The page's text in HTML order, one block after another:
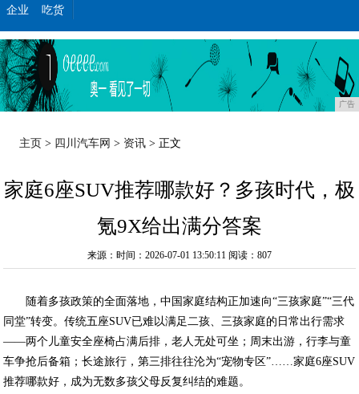
企业
吃货
广告
主页 > 四川汽车网 > 资讯 > 正文
家庭6座SUV推荐哪款好？多孩时代，极
氪9X给出满分答案
来源：时间：2026-07-01 13:50:11 阅读：807
随着多孩政策的全面落地，中国家庭结构正加速向“三孩家庭”“三代
同堂”转变。传统五座SUV已难以满足二孩、三孩家庭的日常出行需求
——两个儿童安全座椅占满后排，老人无处可坐；周末出游，行李与童
车争抢后备箱；长途旅行，第三排往往沦为“宠物专区”……家庭6座SUV
推荐哪款好，成为无数多孩父母反复纠结的难题。